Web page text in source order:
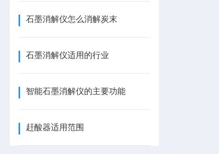
石墨消解仪怎么消解炭末
石墨消解仪适用的行业
智能石墨消解仪的主要功能
赶酸器适用范围